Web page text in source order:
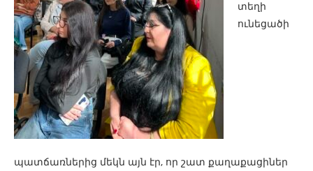
տեղի
ունեցածի
պատճառներից մեկն այն էր, որ շատ քաղաքացիներ